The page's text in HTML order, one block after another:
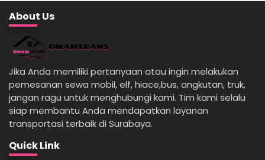
About Us
Jika Anda memiliki pertanyaan atau ingin melakukan
pemesanan sewa mobil, elf, hiace,bus, angkutan, truk,
jangan ragu untuk menghubungi kami. Tim kami selalu
siap membantu Anda mendapatkan layanan
transportasi terbaik di Surabaya.
Quick Link